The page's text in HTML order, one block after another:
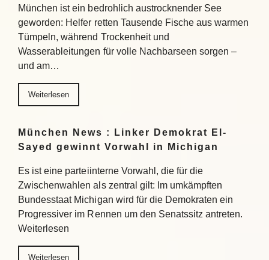
München ist ein bedrohlich austrocknender See
geworden: Helfer retten Tausende Fische aus warmen
Tümpeln, während Trockenheit und
Wasserableitungen für volle Nachbarseen sorgen –
und am…
Weiterlesen
München News : Linker Demokrat El-
Sayed gewinnt Vorwahl in Michigan
Es ist eine parteiinterne Vorwahl, die für die
Zwischenwahlen als zentral gilt: Im umkämpften
Bundesstaat Michigan wird für die Demokraten ein
Progressiver im Rennen um den Senatssitz antreten.
Weiterlesen
Weiterlesen